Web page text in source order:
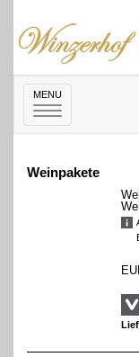
MENU
Toggle
navigation
Weinpakete